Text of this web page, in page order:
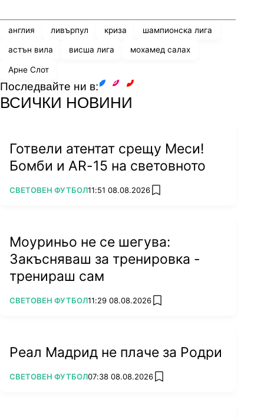
англия ливърпул криза шампионска лига
астън вила висша лига мохамед салах
Арне Слот
Последвайте ни в:
ВСИЧКИ НОВИНИ
Готвели атентат срещу Меси!
Бомби и AR-15 на световното
ПОВЕЧЕ ОТ
СВЕТОВЕН ФУТБОЛ11:51 08.08.2026 add favorites
Моуриньо не се шегува:
Закъсняваш за тренировка -
тренираш сам
ПОВЕЧЕ ОТ
СВЕТОВЕН ФУТБОЛ11:29 08.08.2026 add favorites
Реал Мадрид не плаче за Родри
ПОВЕЧЕ ОТ
СВЕТОВЕН ФУТБОЛ07:38 08.08.2026 add favorites